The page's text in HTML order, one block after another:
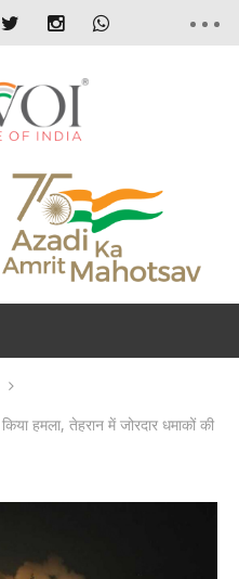
हमला, तेहरान में जोरदार धमाकों की